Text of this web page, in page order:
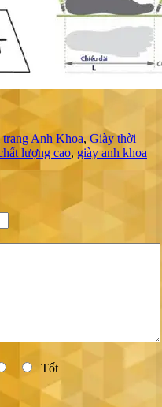
Anh Khoa, Giày thời
lượng cao, giày anh khoa
Tốt